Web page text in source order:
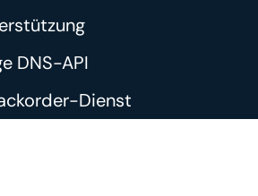
DNS-API
Dienst